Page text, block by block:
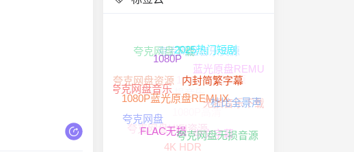
夸克网盘无损音乐
夸克网盘资源
夸克网盘下载
夸克网盘音乐资源
1080P高清资源
1080P高清
夸克网盘HIFI资源
夸克网盘
夸克网盘音乐
1080P
2025热门短剧
蓝光原盘REMUX
无损音乐下载
中文字幕
4K HDR
FLAC无损
1080P蓝光原盘REMUX
杜比全景声
夸克网盘无损音源